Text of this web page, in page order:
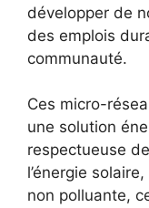
développer de
des emplois
communauté.
Ces⁣ micro-
une solution
‍respectueuse
l’énergie
non polluante,